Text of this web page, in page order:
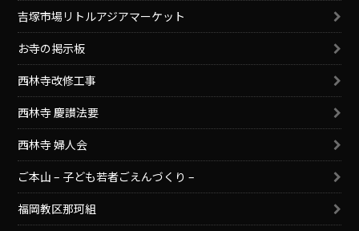
吉塚市場リトルアジアマーケット
お寺の掲示板
西林寺改修工事
西林寺 慶讃法要
西林寺 婦人会
ご本山 – 子ども若者ごえんづくり –
福岡教区那珂組